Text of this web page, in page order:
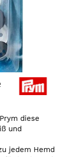
diese
und
jedem Hemd